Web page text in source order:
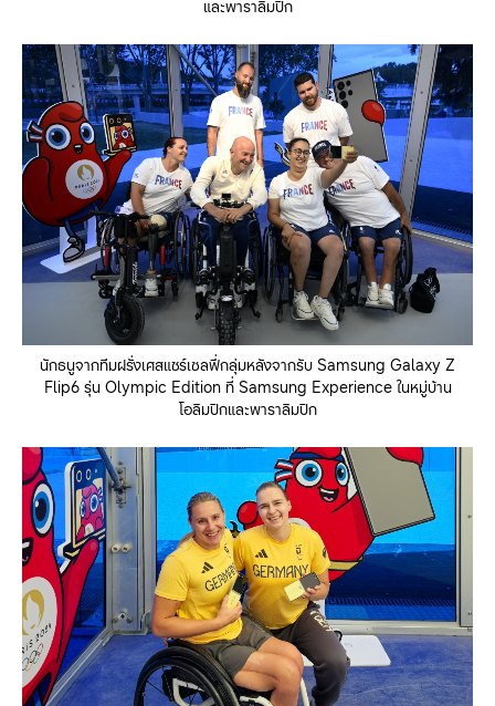
และพาราลิมปิก
นักธนูจากทีมฝรั่งเศสแชร์เซลฟี่กลุ่มหลังจากรับ Samsung Galaxy Z
Flip6 รุ่น Olympic Edition ที่ Samsung Experience ในหมู่บ้าน
โอลิมปิกและพาราลิมปิก